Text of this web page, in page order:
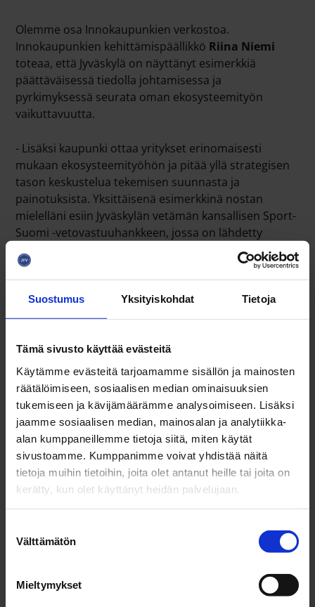
Suostumus Yksityiskohdat Tietoja
Tämä sivusto käyttää evästeitä
Käytämme evästeitä tarjoamamme sisällön ja mainosten
räätälöimiseen, sosiaalisen median ominaisuuksien
tukemiseen ja kävijämäärämme analysoimiseen. Lisäksi
jaamme sosiaalisen median, mainosalan ja analytiikka-
alan kumppaneillemme tietoja siitä, miten käytät
sivustoamme. Kumppanimme voivat yhdistää näitä
tietoja muihin tietoihin, joita olet antanut heille tai joita on
kerätty, kun olet käyttänyt heidän palvelujaan.
Välttämätön
Mieltymykset
Olemme osa Innokaupunkien verkostoa.
Innokaupunkien kehittämispäällikkö Riina Niemi
toteaa, että Jyväskylä on näyttänyt esimerkkiä
päättäväisessä tiedolla johtamisessa ja
pyrkimyksessä seurata oman ekosysteemityön
vaikuttavuutta.
- Lisäksi kaupunki ottaa yritykset erinomaisesti
mukaan ekosysteemityöhön ja pitää yllä strategisen
tason keskustelua tekemisen suunnasta ja
painotuksista. Yksittäisenä esimerkkinä nostan
mielelläni esiin Jyväskylän vetämän kansallisen Sport-
Suomi -vetovastuuhankkeen, jossa on lähdetty
rohkeasti, määrätietoisesti ja onnistuneesti
avaamaan portteja kansainväliselle kasvulle ja
yhteistyölle, Niemi toteaa.
Ekosysteemityön tuloksia vuosina 2023–
451organisaatiota mukana ekosysteemien
toiminnassa
joista yrityksiä335
64 tapahtumaa
45 kasvu- ja kansainvälistymisohjelmiin
23 ulkomaalaista organisaatiota ekosysteemeissä